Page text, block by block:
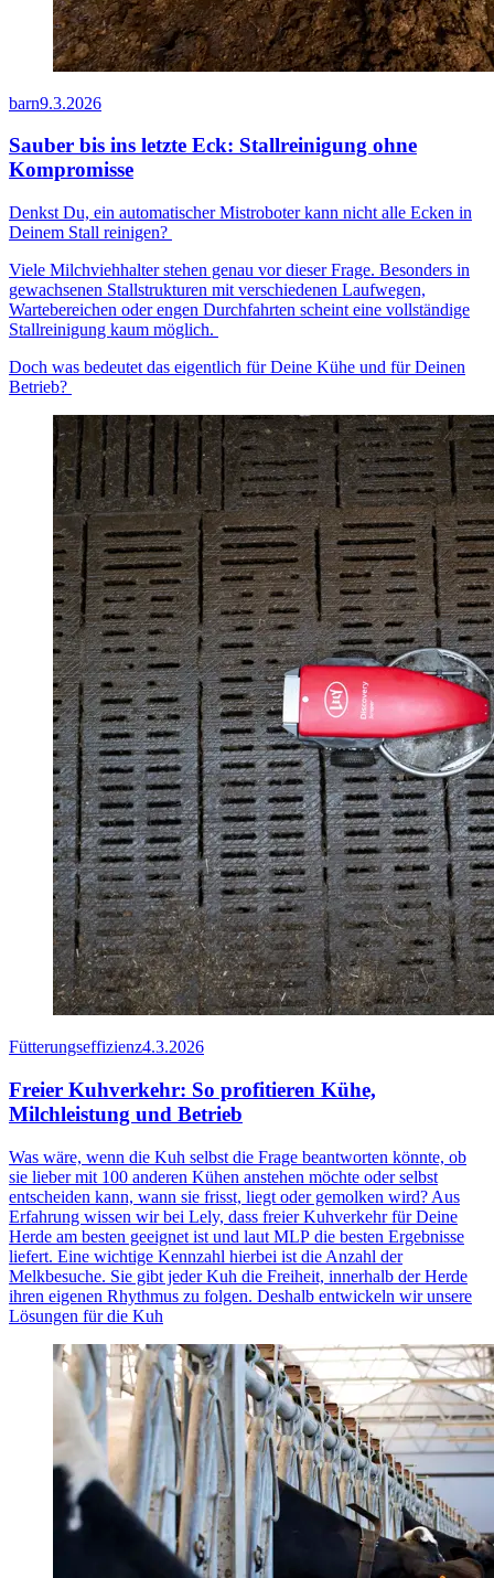
barn9.3.2026
Sauber bis ins letzte Eck: Stallreinigung ohne
Kompromisse
Denkst Du, ein automatischer Mistroboter kann nicht alle Ecken in
Deinem Stall reinigen?
Viele Milchviehhalter stehen genau vor dieser Frage. Besonders in
gewachsenen Stallstrukturen mit verschiedenen Laufwegen,
Wartebereichen oder engen Durchfahrten scheint eine vollständige
Stallreinigung kaum möglich.
Doch was bedeutet das eigentlich für Deine Kühe und für Deinen
Betrieb?
Fütterungseffizienz4.3.2026
Freier Kuhverkehr: So profitieren Kühe,
Milchleistung und Betrieb
Was wäre, wenn die Kuh selbst die Frage beantworten könnte, ob
sie lieber mit 100 anderen Kühen anstehen möchte oder selbst
entscheiden kann, wann sie frisst, liegt oder gemolken wird? Aus
Erfahrung wissen wir bei Lely, dass freier Kuhverkehrfür Deine
Herde am besten geeignet ist und laut MLP die besten Ergebnisse
liefert. Eine wichtige Kennzahl hierbei ist die Anzahl der
Melkbesuche. Sie gibt jeder Kuh die Freiheit, innerhalb der Herde
ihren eigenen Rhythmus zu folgen. Deshalb entwickeln wir unsere
Lösungen für die Kuh